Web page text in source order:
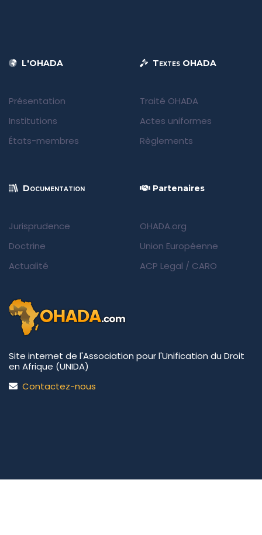
L'OHADA
Présentation
Institutions
États-membres
Textes OHADA
Traité OHADA
Actes uniformes
Règlements
Documentation
Jurisprudence
Doctrine
Actualité
Partenaires
OHADA.org
Union Européenne
ACP Legal / CARO
Site internet de l'Association pour l'Unification du Droit
en Afrique (UNIDA)
Contactez-nous